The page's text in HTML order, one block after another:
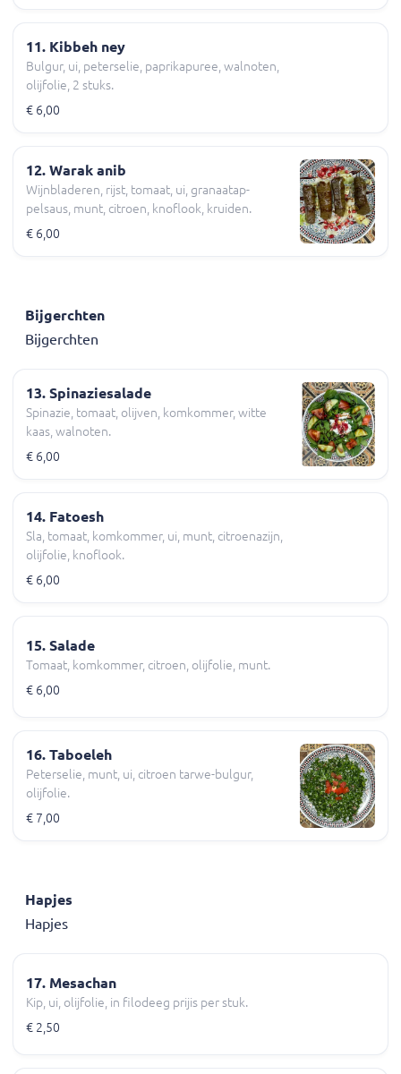
11. Kibbeh ney
Bulgur, ui, peterselie, paprikapuree, walnoten,
olijfolie, 2 stuks.
€ 6,00
12. Warak anib
Wijnbladeren, rijst, tomaat, ui, granaatap-
pelsaus, munt, citroen, knoflook, kruiden.
€ 6,00
Bijgerchten
Bijgerchten
13. Spinaziesalade
Spinazie, tomaat, olijven, komkommer, witte
kaas, walnoten.
€ 6,00
14. Fatoesh
Sla, tomaat, komkommer, ui, munt, citroenazijn,
olijfolie, knoflook.
€ 6,00
15. Salade
Tomaat, komkommer, citroen, olijfolie, munt.
€ 6,00
16. Taboeleh
Peterselie, munt, ui, citroen tarwe-bulgur,
olijfolie.
€ 7,00
Hapjes
Hapjes
17. Mesachan
Kip, ui, olijfolie, in filodeeg prijis per stuk.
€ 2,50